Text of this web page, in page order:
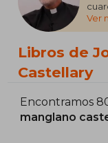
ha
en
de
Ver
Libros de
Castellary
Encontramos
manglano